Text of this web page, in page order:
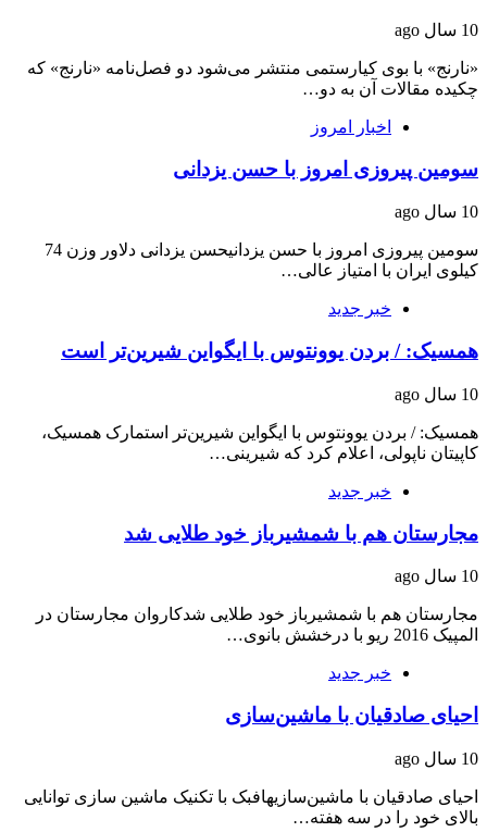
10 سال ago
«نارنج» با بوی کیارستمی منتشر می‌شود دو فصل‌نامه «نارنج» که
چکیده مقالات آن به دو…
اخبار امروز
سومین پیروزی امروز با حسن یزدانی
10 سال ago
سومین پیروزی امروز با حسن یزدانیحسن یزدانی دلاور وزن 74
کیلوی ایران با امتیاز عالی…
خبر جدید
همسیک: / بردن یوونتوس با ایگواین شیرین‌تر است
10 سال ago
همسیک: / بردن یوونتوس با ایگواین شیرین‌تر استمارک همسیک،
کاپیتان ناپولی، اعلام کرد که شیرینی…
خبر جدید
مجارستان هم با شمشیرباز خود طلایی شد
10 سال ago
مجارستان هم با شمشیرباز خود طلایی شدکاروان مجارستان در
المپیک 2016 ریو با درخشش بانوی…
خبر جدید
احیای صادقیان با ماشین‌سازی
10 سال ago
احیای صادقیان با ماشین‌سازیهافبک با تکنیک ماشین سازی توانایی
بالای خود را در سه هفته…